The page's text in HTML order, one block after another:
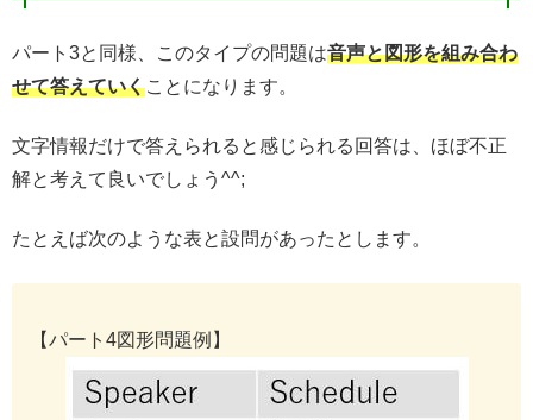
パート3と同様、このタイプの問題は音声と図形を組み合わ
せて答えていくことになります。
文字情報だけで答えられると感じられる回答は、ほぼ不正
解と考えて良いでしょう^^;
たとえば次のような表と設問があったとします。
【パート4図形問題例】